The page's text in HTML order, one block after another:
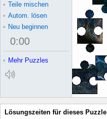
• Teile mischen
• Autom. lösen
• Neu beginnen
0:00
• Mehr Puzzles
Lösungszeiten für dieses Puzzle